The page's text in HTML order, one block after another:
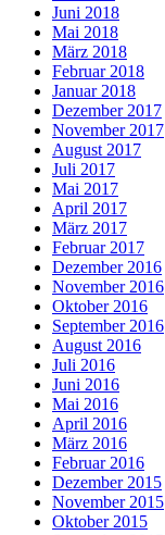
Juni 2018
Mai 2018
März 2018
Februar 2018
Januar 2018
Dezember 2017
November 2017
August 2017
Juli 2017
Mai 2017
April 2017
März 2017
Februar 2017
Dezember 2016
November 2016
Oktober 2016
September 2016
August 2016
Juli 2016
Juni 2016
Mai 2016
April 2016
März 2016
Februar 2016
Dezember 2015
November 2015
Oktober 2015